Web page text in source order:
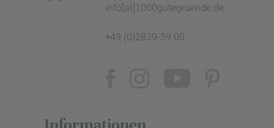
info[at]1000gutegruende.de
+49 (0)2839-59 00